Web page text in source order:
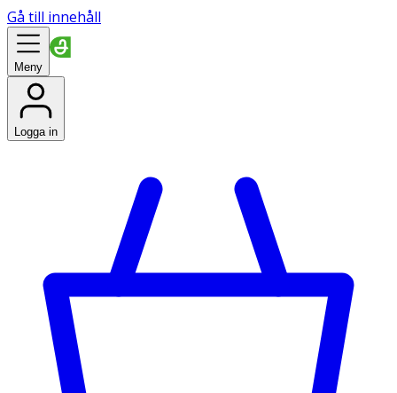
Gå till innehåll
Meny
Logga in